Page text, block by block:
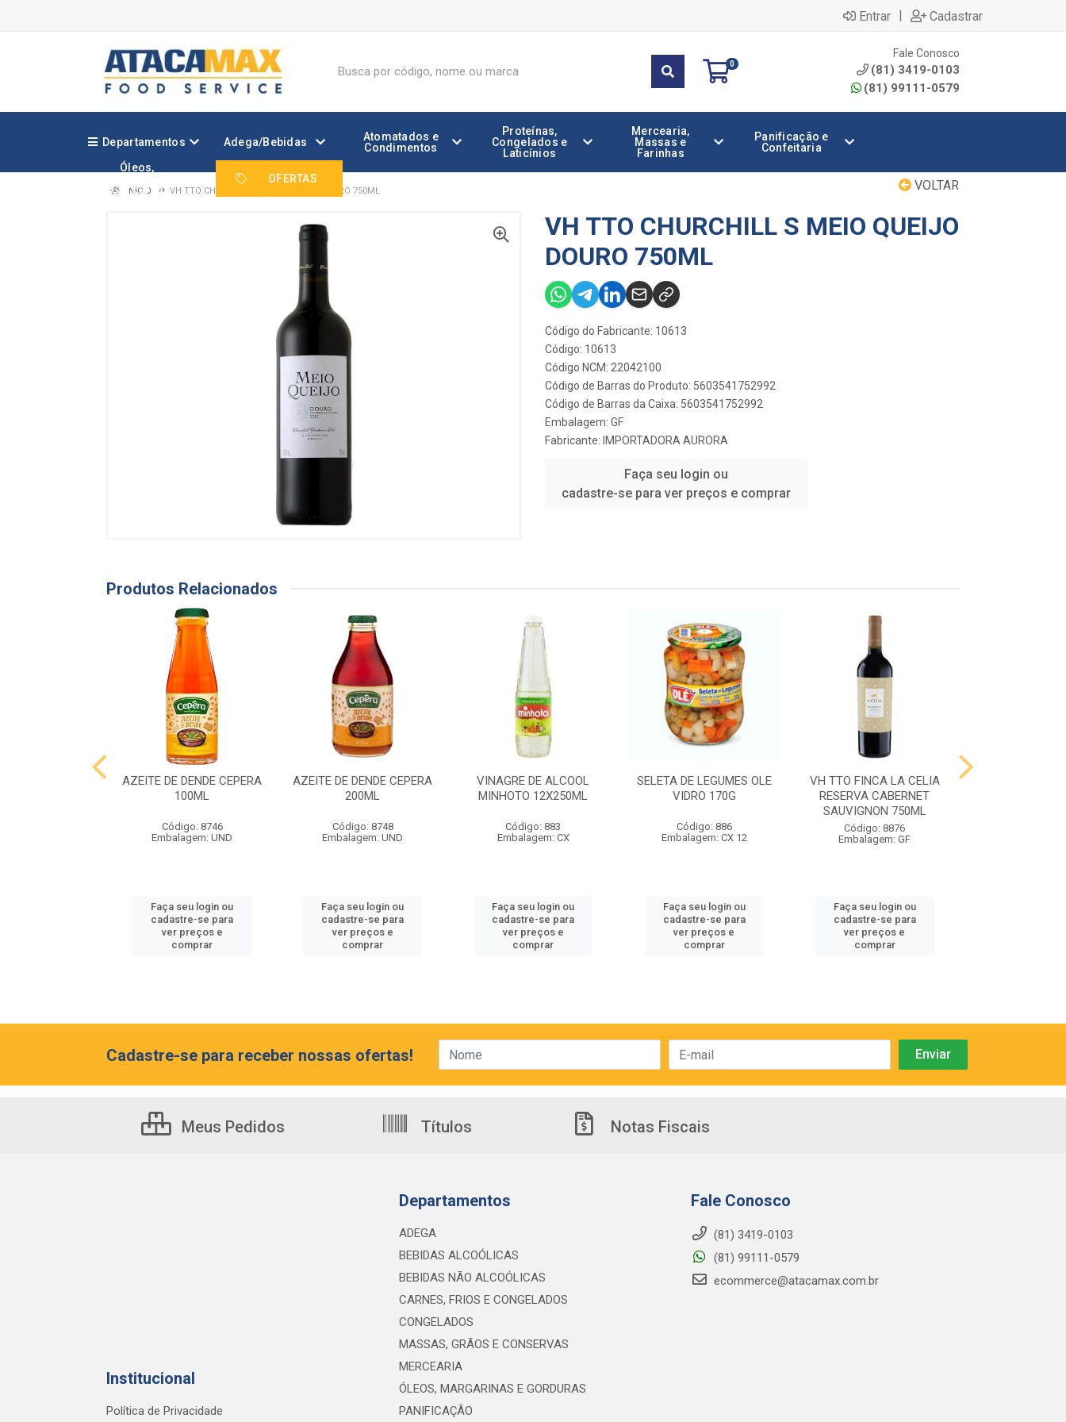
Entrar | Cadastrar
0
Fale Conosco
(81) 3419-0103
(81) 99111-0579
Departamentos Adega/Bebidas
Atomatados e
Condimentos
Proteínas,
Congelados e
Laticínios
Mercearia,
Massas e
Farinhas
Panificação e
Confeitaria
Óleos,
Gorduras
OFERTAS VOLTAR
INÍCIO VH TTO CHURCHILL S MEIO QUEIJO DOURO 750ML
VH TTO CHURCHILL S MEIO QUEIJO
DOURO 750ML
Código do Fabricante: 10613
Código: 10613
Código NCM: 22042100
Código de Barras do Produto: 5603541752992
Código de Barras da Caixa: 5603541752992
Embalagem: GF
Fabricante: IMPORTADORA AURORA
Faça seu login ou
cadastre-se para ver preços e comprar
Produtos Relacionados
AZEITE DE DENDE CEPERA
100ML
Código: 8746
Embalagem: UND
Faça seu login ou
cadastre-se para
ver preços e
comprar
AZEITE DE DENDE CEPERA
200ML
Código: 8748
Embalagem: UND
Faça seu login ou
cadastre-se para
ver preços e
comprar
VINAGRE DE ALCOOL
MINHOTO 12X250ML
Código: 883
Embalagem: CX
Faça seu login ou
cadastre-se para
ver preços e
comprar
SELETA DE LEGUMES OLE
VIDRO 170G
Código: 886
Embalagem: CX 12
Faça seu login ou
cadastre-se para
ver preços e
comprar
VH TTO FINCA LA CELIA
RESERVA CABERNET
SAUVIGNON 750ML
Código: 8876
Embalagem: GF
Faça seu login ou
cadastre-se para
ver preços e
comprar
Cadastre-se para receber nossas ofertas!
Meus Pedidos Títulos Notas Fiscais
Institucional
Política de Privacidade
Departamentos
ADEGA
BEBIDAS ALCOÓLICAS
BEBIDAS NÃO ALCOÓLICAS
CARNES, FRIOS E CONGELADOS
CONGELADOS
MASSAS, GRÃOS E CONSERVAS
MERCEARIA
ÓLEOS, MARGARINAS E GORDURAS
PANIFICAÇÃO
Fale Conosco
(81) 3419-0103
(81) 99111-0579
ecommerce@atacamax.com.br